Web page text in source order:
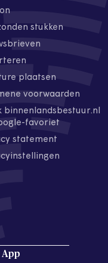
stukken
plaatsen
voorwaarden
binnenlandsbestuur.nl
favoriet
statement
App